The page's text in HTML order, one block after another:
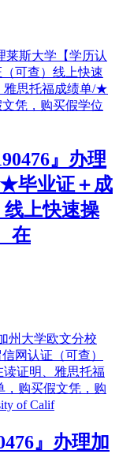
』办理
毕业证＋成
上快速操
在
』办理加